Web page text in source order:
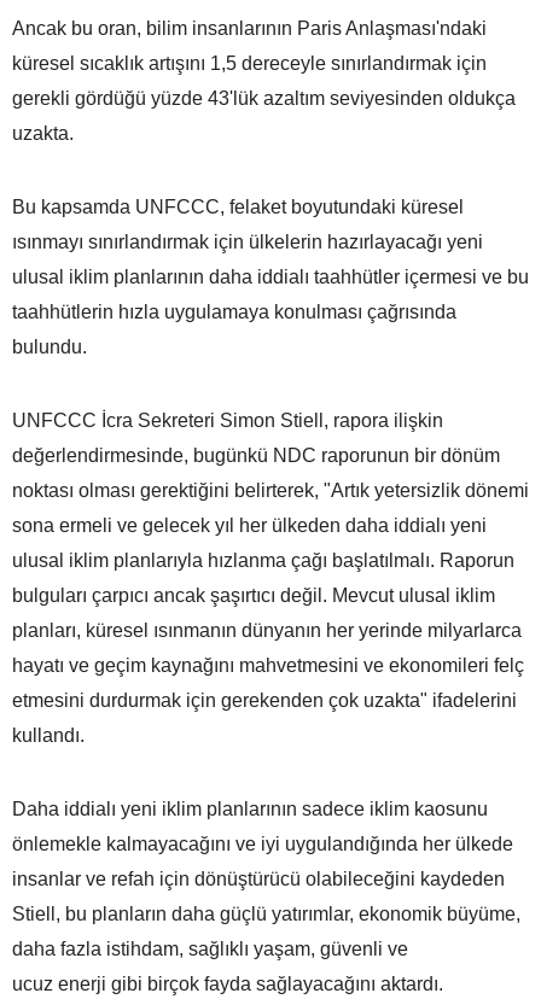
Ancak bu oran, bilim insanlarının Paris Anlaşması'ndaki
küresel sıcaklık artışını 1,5 dereceyle sınırlandırmak için
gerekli gördüğü yüzde 43'lük azaltım seviyesinden oldukça
uzakta.
Bu kapsamda UNFCCC, felaket boyutundaki küresel
ısınmayı sınırlandırmak için ülkelerin hazırlayacağı yeni
ulusal iklim planlarının daha iddialı taahhütler içermesi ve bu
taahhütlerin hızla uygulamaya konulması çağrısında
bulundu.
UNFCCC İcra Sekreteri Simon Stiell, rapora ilişkin
değerlendirmesinde, bugünkü NDC raporunun bir dönüm
noktası olması gerektiğini belirterek, "Artık yetersizlik dönemi
sona ermeli ve gelecek yıl her ülkeden daha iddialı yeni
ulusal iklim planlarıyla hızlanma çağı başlatılmalı. Raporun
bulguları çarpıcı ancak şaşırtıcı değil. Mevcut ulusal iklim
planları, küresel ısınmanın dünyanın her yerinde milyarlarca
hayatı ve geçim kaynağını mahvetmesini ve ekonomileri felç
etmesini durdurmak için gerekenden çok uzakta" ifadelerini
kullandı.
Daha iddialı yeni iklim planlarının sadece iklim kaosunu
önlemekle kalmayacağını ve iyi uygulandığında her ülkede
insanlar ve refah için dönüştürücü olabileceğini kaydeden
Stiell, bu planların daha güçlü yatırımlar, ekonomik büyüme,
daha fazla istihdam, sağlıklı yaşam, güvenli ve
ucuz enerji gibi birçok fayda sağlayacağını aktardı.